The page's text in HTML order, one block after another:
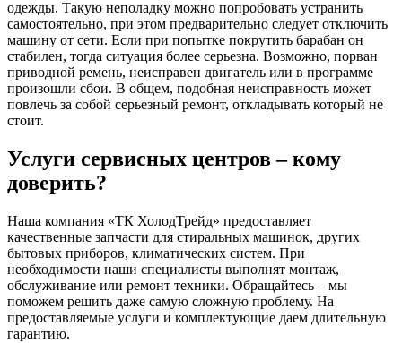
одежды. Такую неполадку можно попробовать устранить
самостоятельно, при этом предварительно следует отключить
машину от сети. Если при попытке покрутить барабан он
стабилен, тогда ситуация более серьезна. Возможно, порван
приводной ремень, неисправен двигатель или в программе
произошли сбои. В общем, подобная неисправность может
повлечь за собой серьезный ремонт, откладывать который не
стоит.
Услуги сервисных центров – кому
доверить?
Наша компания «ТК ХолодТрейд» предоставляет
качественные запчасти для стиральных машинок, других
бытовых приборов, климатических систем. При
необходимости наши специалисты выполнят монтаж,
обслуживание или ремонт техники. Обращайтесь – мы
поможем решить даже самую сложную проблему. На
предоставляемые услуги и комплектующие даем длительную
гарантию.